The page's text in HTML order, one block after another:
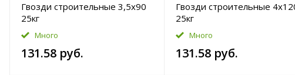
Гвозди строительные 3,5x90
25кг
Много
131.58 руб.
Гвозди строительные
25кг
Много
131.58 руб.